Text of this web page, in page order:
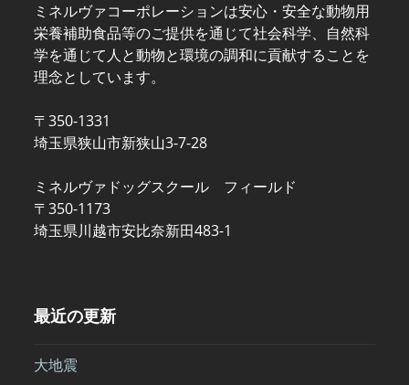
ミネルヴァコーポレーションは安心・安全な動物用
栄養補助食品等のご提供を通じて社会科学、自然科
学を通じて人と動物と環境の調和に貢献することを
理念としています。
〒350-1331
埼玉県狭山市新狭山3-7-28
ミネルヴァドッグスクール フィールド
〒350-1173
埼玉県川越市安比奈新田483-1
最近の更新
大地震